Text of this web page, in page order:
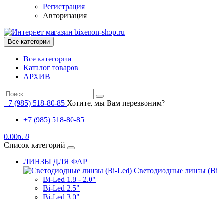
Регистрация
Авторизация
Все категории
Все категории
Каталог товаров
АРХИВ
+7 (985) 518-80-85 Хотите, мы Вам перезвоним?
+7 (985) 518-80-85
0.00р. 0
Список категорий
ЛИНЗЫ ДЛЯ ФАР
Светодиодные линзы
Bi-Led 1.8 - 2.0"
Bi-Led 2.5"
Bi-Led 3.0"